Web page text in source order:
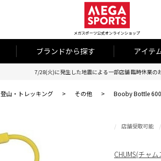
メガスポーツ公式オンラインショップ
ブランドから探す アイテ
7/28(火)に発生した地震による一部店舗 臨時休業の
登山・トレッキング > その他 > Booby Bottle
店舗受取可能
CHUMS(チャム